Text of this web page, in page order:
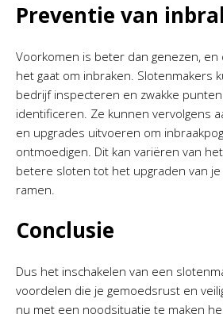
Preventie van
Voorkomen is beter dan genezen, en
het gaat om inbraken. Slotenmakers
bedrijf inspecteren en zwakke
identificeren. Ze kunnen vervolgens
en upgrades uitvoeren om
ontmoedigen. Dit kan variëren van
betere sloten tot het upgraden van
ramen.
Conclusie
Dus het inschakelen van een
voordelen die je gemoedsrust en
nu met een noodsituatie te maken